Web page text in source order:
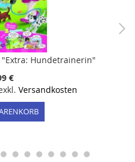
"Extra: Hundetrainerin"
€
Versandkosten